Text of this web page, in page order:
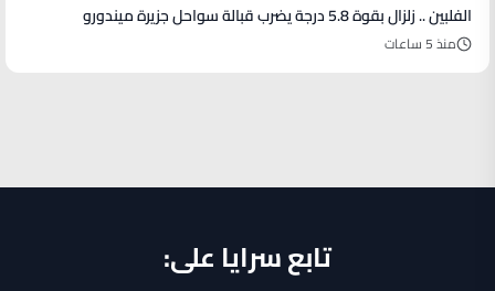
الفلبين .. زلزال بقوة 5.8 درجة يضرب قبالة سواحل جزيرة ميندورو
منذ 5 ساعات
تابع سرايا على: